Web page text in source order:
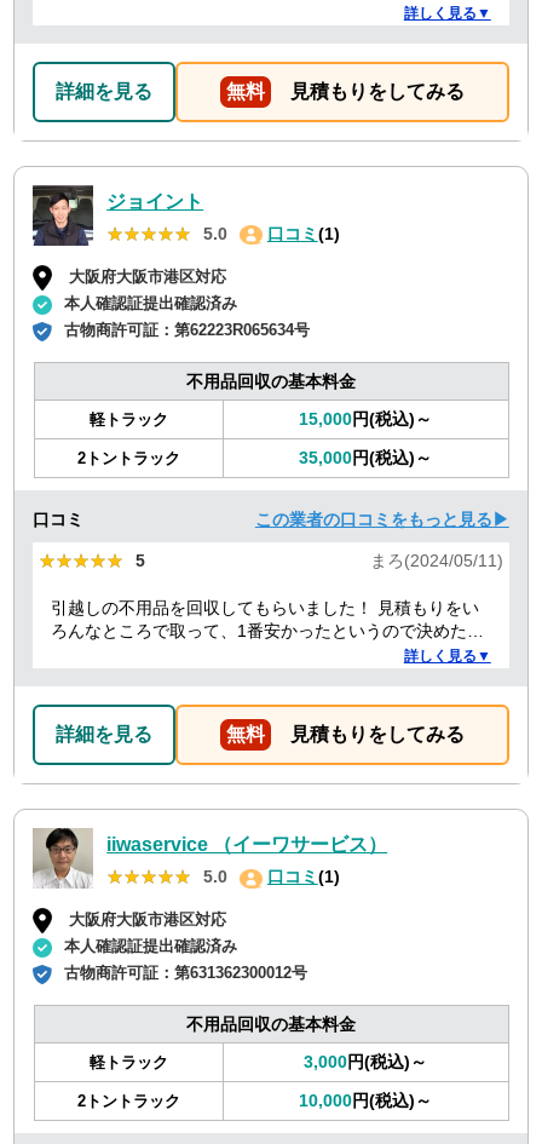
ら作業当日まで終始スムーズ。運び出し・運び込みの作
た。作業の質も人柄も良く、安心して任せられる業者さ
んだと感じました。また機会があったら是非利用させて
いただきます。
詳しく見る▼
詳細を見る 無料 見積もりをしてみる
ジョイント
★★★★★
★★★★★ 5.0 口コミ (1)
大阪府大阪市港区対応
本人確認証提出確認済み
古物商許可証：第62223R065634号
不用品回収の基本料金
軽トラック 15,000円(税込)～
2トントラック 35,000円(税込)～
口コミ この業者の口コミをもっと見る▶
★★★★★
★★★★★ 5 まろ(2024/05/11)
引越しの不用品を回収してもらいました！ 見積もりをい
ろんなところで取って、1番安かったというので決めたの
ですが、 対応や話し方も、丁寧で優しく、 作業自体も素
回収の時は料金しようと思いました！
詳しく見る▼
詳細を見る 無料 見積もりをしてみる
iiwaservice （イーワサービス）
★★★★★
★★★★★ 5.0 口コミ(1)
大阪府大阪市港区対応
本人確認証提出確認済み
古物商許可証：第631362300012号
不用品回収の基本料金
軽トラック 3,000円(税込)～
2トントラック 10,000円(税込)～